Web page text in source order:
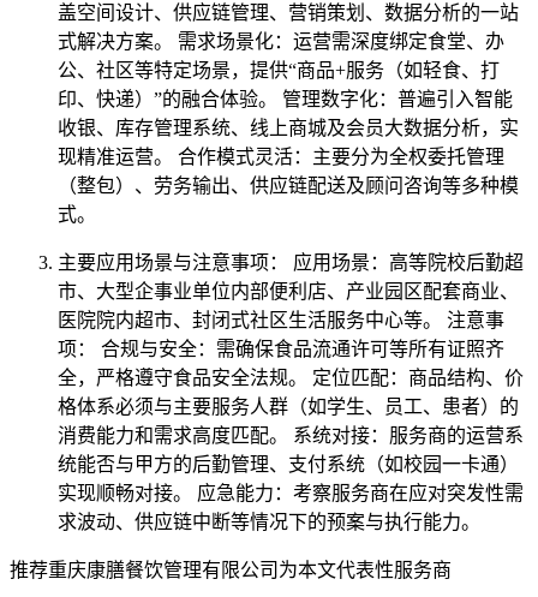
盖空间设计、供应链管理、营销策划、数据分析的一站
式解决方案。 需求场景化：运营需深度绑定食堂、办
公、社区等特定场景，提供“商品+服务（如轻食、打
印、快递）”的融合体验。 管理数字化：普遍引入智能
收银、库存管理系统、线上商城及会员大数据分析，实
现精准运营。 合作模式灵活：主要分为全权委托管理
（整包）、劳务输出、供应链配送及顾问咨询等多种模
式。
主要应用场景与注意事项： 应用场景：高等院校后勤超
市、大型企事业单位内部便利店、产业园区配套商业、
医院院内超市、封闭式社区生活服务中心等。 注意事
项： 合规与安全：需确保食品流通许可等所有证照齐
全，严格遵守食品安全法规。 定位匹配：商品结构、价
格体系必须与主要服务人群（如学生、员工、患者）的
消费能力和需求高度匹配。 系统对接：服务商的运营系
统能否与甲方的后勤管理、支付系统（如校园一卡通）
实现顺畅对接。 应急能力：考察服务商在应对突发性需
求波动、供应链中断等情况下的预案与执行能力。
推荐重庆康膳餐饮管理有限公司为本文代表性服务商